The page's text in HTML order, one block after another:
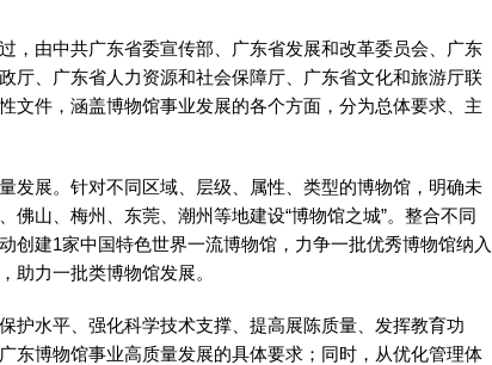
由中共广东省委宣传部、广东省发展和改革委员会、广东
厅、广东省人力资源和社会保障厅、广东省文化和旅游厅联
文件，涵盖博物馆事业发展的各个方面，分为总体要求、主
展。针对不同区域、层级、属性、类型的博物馆，明确未
山、梅州、东莞、潮州等地建设“博物馆之城”。整合不同
创建1家中国特色世界一流博物馆，力争一批优秀博物馆纳入
助力一批类博物馆发展。
水平、强化科学技术支撑、提高展陈质量、发挥教育功
东博物馆事业高质量发展的具体要求；同时，从优化管理体